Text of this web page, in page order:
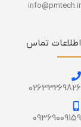
info@pmtech.ir
اطلاعات تماس
02633269826
09369009159